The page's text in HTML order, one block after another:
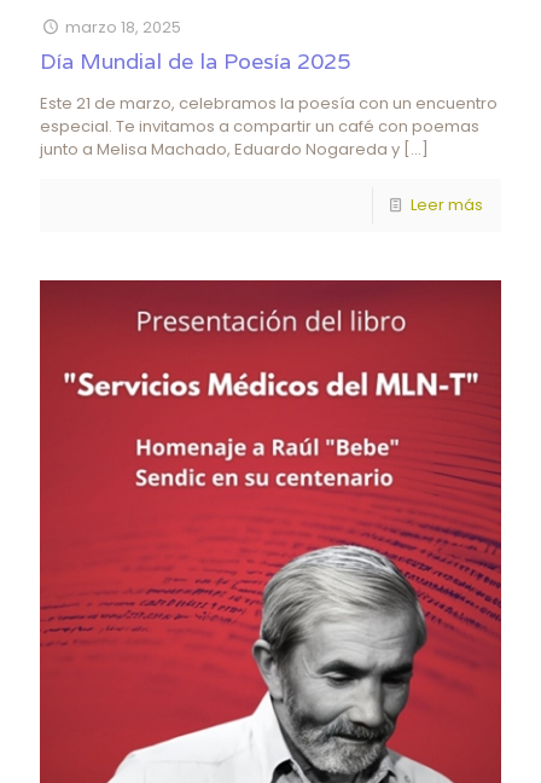
marzo 18, 2025
Día Mundial de la Poesía 2025
Este 21 de marzo, celebramos la poesía con un encuentro
especial. Te invitamos a compartir un café con poemas
junto a Melisa Machado, Eduardo Nogareda y […]
Leer más